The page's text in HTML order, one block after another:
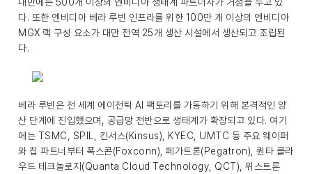
다. 또한 엔비디아 베라 루빈 인프라를 위한 100만 개 이상의 엔비디아
MGX 랙 구성 요소가 대만 전역 25개 생산 시설에서 생산되고 조립된
다.
베라 루빈은 전 세계 에이전틱 AI 팩토리를 가동하기 위해 본격적인 양
산 단계에 진입했으며, 공급망 전반으로 생태계가 확장되고 있다. 여기
에는 TSMC, SPIL, 킨서스(Kinsus), KYEC, UMTC 등 주요 웨이퍼
와 칩 파트너부터 폭스콘(Foxconn), 페가트론(Pegatron), 퀀타 클라
우드 테크놀로지(Quanta Cloud Technology, QCT), 위스트론